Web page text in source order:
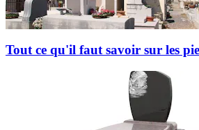
Tout ce qu'il faut savoir sur les